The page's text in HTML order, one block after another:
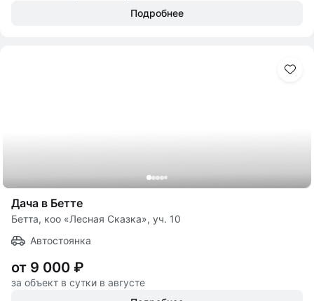
Подробнее
Дача в Бетте
Бетта, коо «Лесная Сказка», уч. 10
Автостоянка
от 9 000 ₽
за объект в сутки в августе